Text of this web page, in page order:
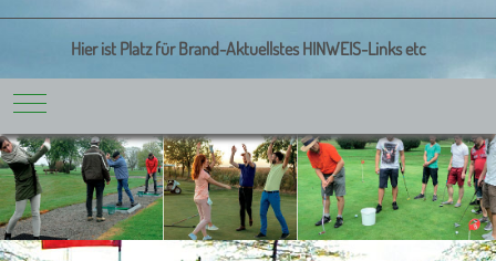
Hier ist Platz für Brand-Aktuellstes HINWEIS-Links etc
Mobile Menu Toggle